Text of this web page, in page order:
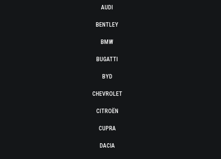
AUDI
BENTLEY
BMW
BUGATTI
BYD
CHEVROLET
CITROËN
CUPRA
DACIA